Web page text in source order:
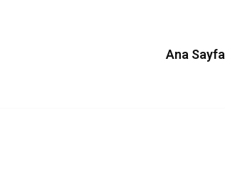
Ana Sayfa